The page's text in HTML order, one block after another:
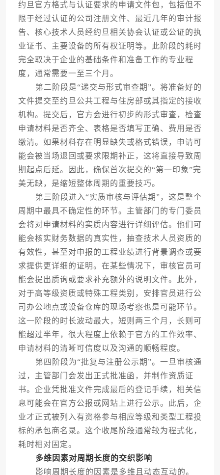
约旦官方格式与认证要求的申请文件包，包括但不
限于经过认证的公司注册文件、最近几年的审计报
告、核心技术人员经约旦相关协会认证或公证的执
业证书、主要设备的所有权证明等。此阶段的耗时
完全取决于企业的基础条件和准备工作的专业程
度，通常需要一至三个月。
第二阶段是“递交与形式审查期”。将准备好的
文件提交至约旦公共工程与住房部或其指定的接收
机构。提交后，官方会进行初步的形式审查，检查
申请材料是否齐全、表格是否填写正确、费用是否
缴清。如果材料存在明显缺失或格式错误，申请可
能会被当场退回或要求限期补正，这将直接导致周
期起点后延。因此，确保首次提交的“第一印象”完
美无缺，是缩短整体周期的重要技巧。
第三阶段进入“实质审核与评估期”，这是整个
周期中最具不确定性的环节。主管部门的专门委员
会将对申请材料的实质内容进行详细评估。他们可
能会核实财务数据的真实性，抽查技术人员资质的
有效性，甚至对申报的工程业绩进行背景调查或要
求提供更详细的证明。在某些情况下，审核官员可
能会提出质询或要求补充额外的说明文件。此外，
对于高等级资质或特殊工程类别，安排官员进行公
司办公地点或设备仓库的现场考察也是可能环节。
这一阶段的时长波动最大，短则两三个月，长则可
能超过半年，很大程度上依赖于官方的工作效率、
申请材料的清晰可信度以及沟通的顺畅程度。
第四阶段为“批复与注册公示期”。一旦审核通
过，主管部门会发出正式批准函，并制作资质证
书。企业凭批准文件完成最后的登记手续，相关信
息可能会在官方公报或网站上进行公示。此后，企
业才正式被列入有资格参与相应等级和类型工程投
标的承包商名录。这个收尾阶段通常较为程式化，
耗时相对固定。
多维因素对周期长度的交织影响
影响周期长度的因素是多维且动态互动的。